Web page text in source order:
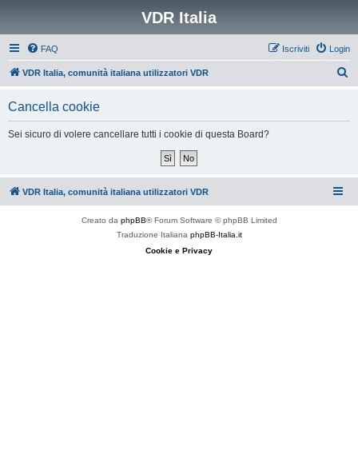
VDR Italia
FAQ Login
Iscriviti
VDR Italia, comunità italiana utilizzatori VDR
Cancella cookie
Sei sicuro di volere cancellare tutti i cookie di questa Board?
VDR Italia, comunità italiana utilizzatori VDR
Creato da phpBB® Forum Software © phpBB Limited
Traduzione Italiana phpBB-Italia.it
Cookie e Privacy